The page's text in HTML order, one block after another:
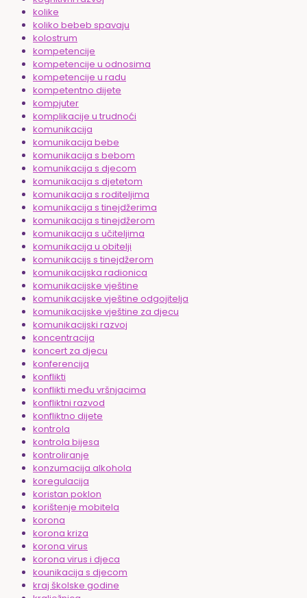
kolike
koliko bebeb spavaju
kolostrum
kompetencije
kompetencije u odnosima
kompetencije u radu
kompetentno dijete
kompjuter
komplikacije u trudnoći
komunikacija
komunikacija bebe
komunikacija s bebom
komunikacija s djecom
komunikacija s djetetom
komunikacija s roditeljima
komunikacija s tinejdžerima
komunikacija s tinejdžerom
komunikacija s učiteljima
komunikacija u obitelji
komunikacijs s tinejdžerom
komunikacijska radionica
komunikacijske vještine
komunikacijske vještine odgojitelja
komunikacijske vještine za djecu
komunikacijski razvoj
koncentracija
koncert za djecu
konferencija
konflikti
konflikti među vršnjacima
konfliktni razvod
konfliktno dijete
kontrola
kontrola bijesa
kontroliranje
konzumacija alkohola
koregulacija
koristan poklon
korištenje mobitela
korona
korona kriza
korona virus
korona virus i djeca
kounikacija s djecom
kraj školske godine